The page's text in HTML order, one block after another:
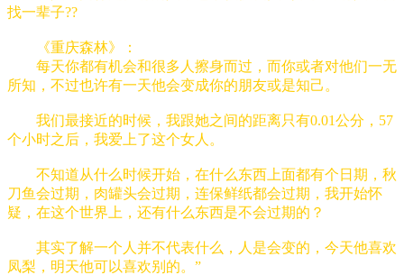
找一辈子??
《重庆森林》：
每天你都有机会和很多人擦身而过，而你或者对他们一无
所知，不过也许有一天他会变成你的朋友或是知己。
我们最接近的时候，我跟她之间的距离只有0.01公分，57
个小时之后，我爱上了这个女人。
不知道从什么时候开始，在什么东西上面都有个日期，秋
刀鱼会过期，肉罐头会过期，连保鲜纸都会过期，我开始怀
疑，在这个世界上，还有什么东西是不会过期的？
其实了解一个人并不代表什么，人是会变的，今天他喜欢
凤梨，明天他可以喜欢别的。”